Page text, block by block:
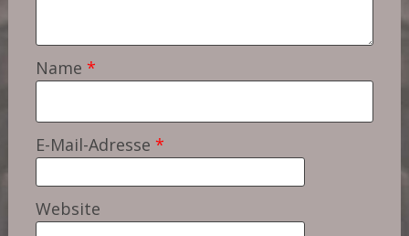
Name *
E-Mail-Adresse *
Website